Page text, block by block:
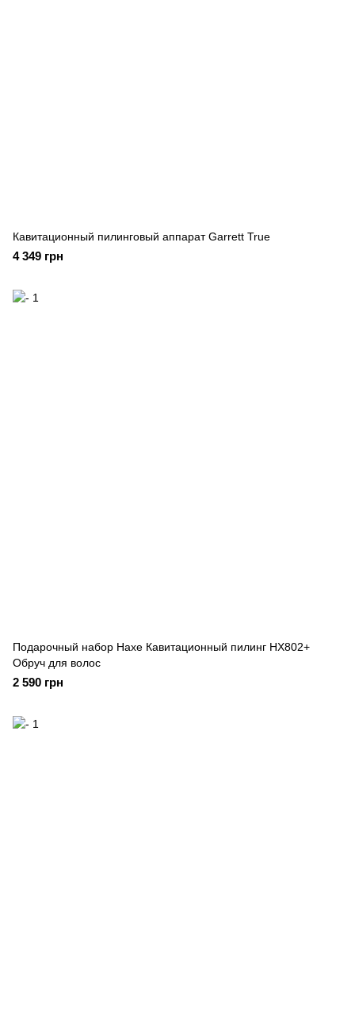
Кавитационный пилинговый аппарат Garrett True
4 349 грн
Подарочный набор Haxe Кавитационный пилинг HX802+
Обруч для волос
2 590 грн